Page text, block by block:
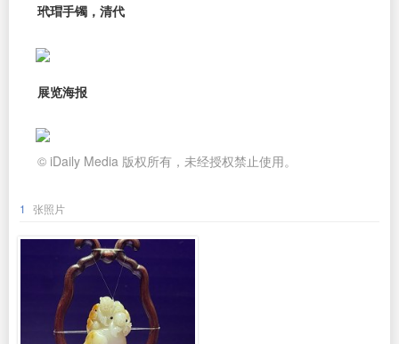
玳瑁手镯，清代
展览海报
© iDaily Media 版权所有，未经授权禁止使用。
1 张照片